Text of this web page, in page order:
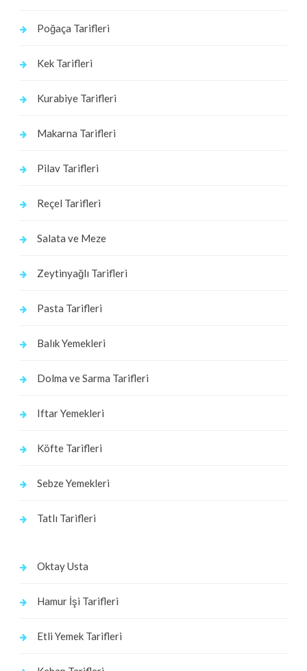
Poğaça Tarifleri
Kek Tarifleri
Kurabiye Tarifleri
Makarna Tarifleri
Pilav Tarifleri
Reçel Tarifleri
Salata ve Meze
Zeytinyağlı Tarifleri
Pasta Tarifleri
Balık Yemekleri
Dolma ve Sarma Tarifleri
Iftar Yemekleri
Köfte Tarifleri
Sebze Yemekleri
Tatlı Tarifleri
Oktay Usta
Hamur İşi Tarifleri
Etli Yemek Tarifleri